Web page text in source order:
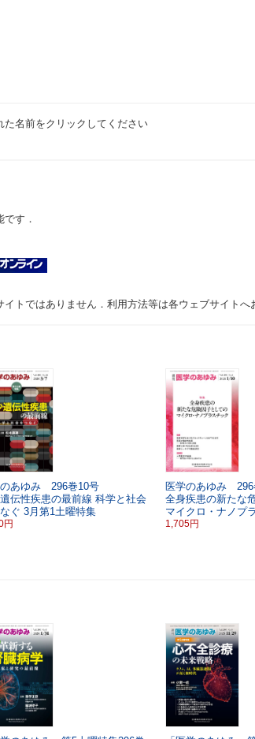
名前をクリックしてください
す．
トではありません．利用方法等は各ウェブサイトへ
あゆみ 296巻10号
伝性疾患の最前線 科学と社会
ぐ 3月第1土曜特集
円
医学のあゆみ 296
全身疾患の新たな
マイクロ・ナノプ
1,705円